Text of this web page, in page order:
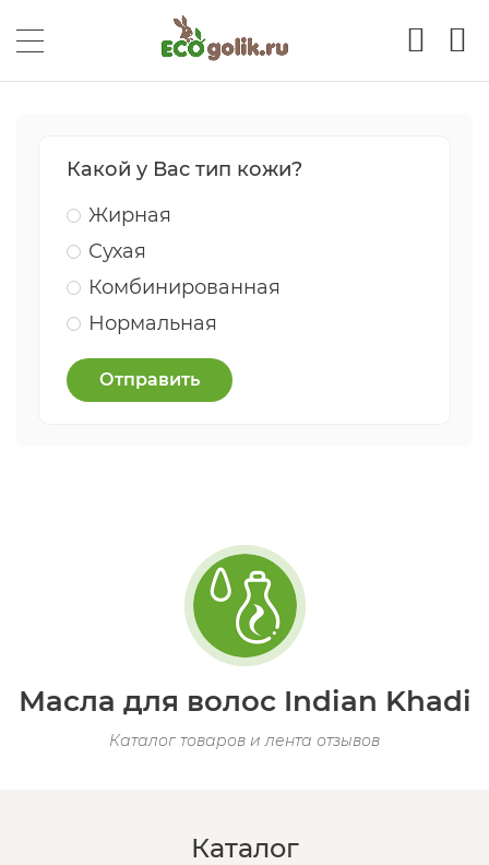
Какой у Вас тип кожи?
Жирная
Сухая
Комбинированная
Нормальная
Отправить
Масла для волос Indian Khadi
Каталог товаров и лента отзывов
Каталог